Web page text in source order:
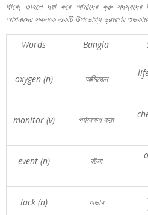
থাকে, তাহলে দয়া করে আমাদের ক্রু সদস্যদের
আপনাদের সকলকে একটি উপভোগ্য ভ্রমণের
Words Bangla
oxygen (n) অক্সিজেন
monitor (v) পর্যবেক্ষণ করা
event (n) ঘটনা
lack (n) অভাব